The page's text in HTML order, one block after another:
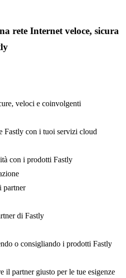
rete Internet veloce, sicura
veloci e coinvolgenti
Fastly con i tuoi servizi cloud
con i prodotti Fastly
partner
di Fastly
o consigliando i prodotti Fastly
il partner giusto per le tue esigenze